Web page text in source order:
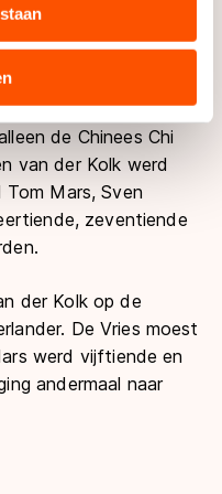
die u aan hen heeft
via hun services.
doorgeven aan
waar mogelijk geen
volgens de GDPR.
u in met deze
u in ons
cookiebeleid
doen met de
en 21e plaats.
ereplaats te
de Chinees Chi
van der Kolk werd
Mars, Sven
zeventiende
der Kolk op de
De Vries moest
werd vijftiende en
andermaal naar